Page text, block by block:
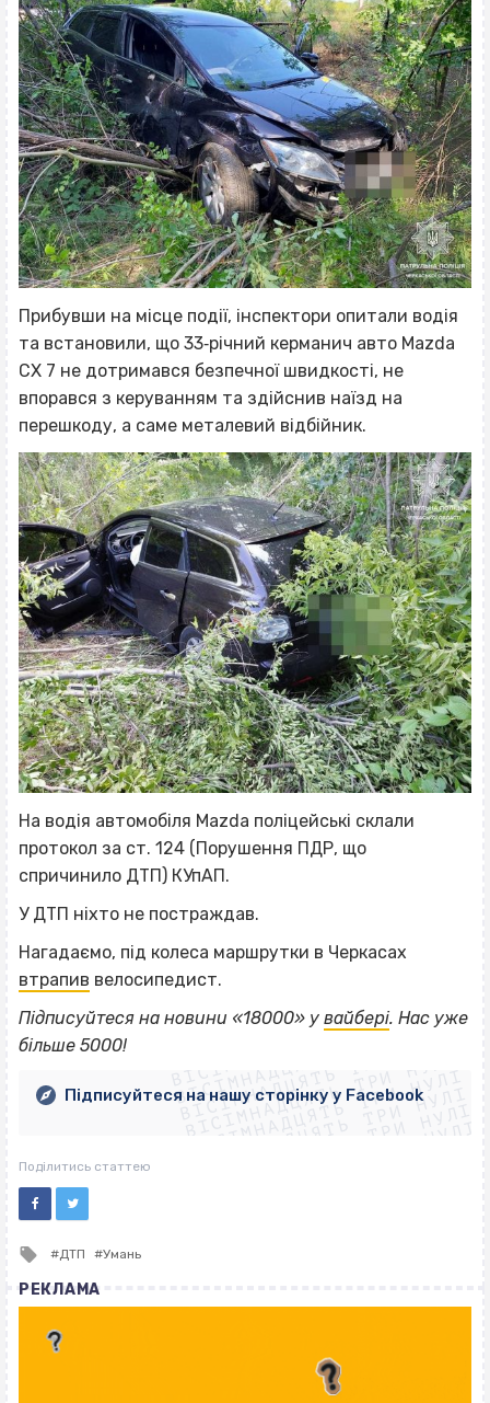
Прибувши на місце події, інспектори опитали водія
та встановили, що 33‐річний керманич авто Mazda
CX 7 не дотримався безпечної швидкості, не
впорався з керуванням та здійснив наїзд на
перешкоду, а саме металевий відбійник.
На водія автомобіля Mazda поліцейські склали
протокол за ст. 124 (Порушення ПДР, що
спричинило ДТП) КУпАП.
У ДТП ніхто не постраждав.
Нагадаємо, під колеса маршрутки в Черкасах
втрапив велосипедист.
Підписуйтеся на новини «18000» у вайбері. Нас уже
більше 5000!
ВІСІМНАДЦЯТЬ ТРИ НУЛІ
ВІСІМНАДЦЯТЬ ТРИ НУЛІ
ВІСІМНАДЦЯТЬ ТРИ НУЛІ
ВІСІМНАДЦЯТЬ ТРИ НУЛІ
ВІСІМНАДЦЯТЬ ТРИ НУЛІ
ВІСІМНАДЦЯТЬ ТРИ НУЛІ
ВІСІМНАДЦЯТЬ ТРИ НУЛІ
ВІСІМНАДЦЯТЬ ТРИ НУЛІ
Підписуйтеся на нашу сторінку у Facebook
Поділитись статтею
Tagged
ДТП Умань
РЕКЛАМА